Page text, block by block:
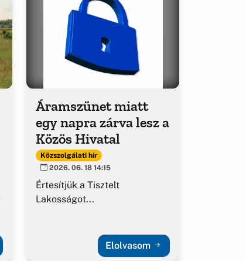
Áramszünet miatt
egy napra zárva lesz a
Közös Hivatal
Közszolgálati hír
2026. 06. 18 14:15
Értesítjük a Tisztelt
Lakosságot...
Elolvasom